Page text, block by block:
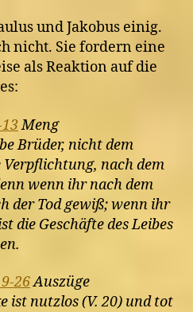
und Jakobus einig.
nicht. Sie fordern eine
als Reaktion auf die
Meng
Brüder, nicht dem
Verpflichtung, nach dem
wenn ihr nach dem
der Tod gewiß; wenn ihr
die Geschäfte des Leibes
26Auszüge
ist nutzlos (V. 20) und tot